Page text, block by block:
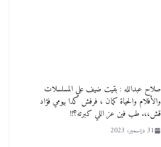
صلاح عبدالله : بقيت ضيف علي المسلسلات
والأفلام والحياة كمان ، فرفش كدا بيومي فؤاد
قش،،. طب فين عز اللي كبرته؟!!
31 ديسمبر، 2023